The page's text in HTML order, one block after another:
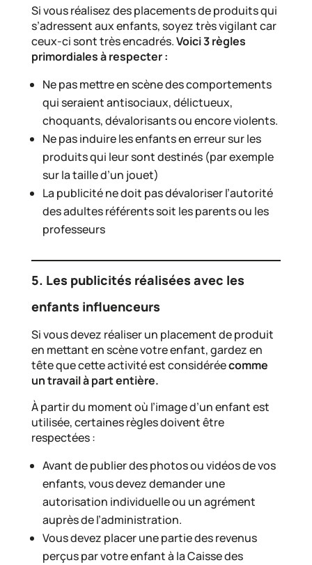
Si vous réalisez des placements de produits qui
s’adressent aux enfants, soyez très vigilant car
ceux-ci sont très encadrés.Voici 3 règles
primordiales à respecter :
Ne pas mettre en scène des comportements
qui seraient antisociaux, délictueux,
choquants, dévalorisants ou encore violents.
Ne pas induire les enfants en erreur sur les
produits qui leur sont destinés (par exemple
sur la taille d’un jouet)
La publicité ne doit pas dévaloriser l’autorité
des adultes référents soit les parents ou les
professeurs
5. Les publicités réalisées avec les
enfants influenceurs
Si vous devez réaliser un placement de produit
en mettant en scène votre enfant, gardez en
tête que cette activité est considéréecomme
un travail à part entière.
À partir du moment où l’image d’un enfant est
utilisée, certaines règles doivent être
respectées :
Avant de publier des photos ou vidéos de vos
enfants, vous devez demander une
autorisation individuelle ou un agrément
auprès de l’administration.
Vous devez placer une partie des revenus
perçus par votre enfant à la Caisse des